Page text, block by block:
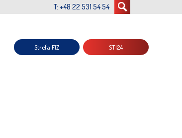
T: +48 22 531 54 54
Strefa FIZ STI24